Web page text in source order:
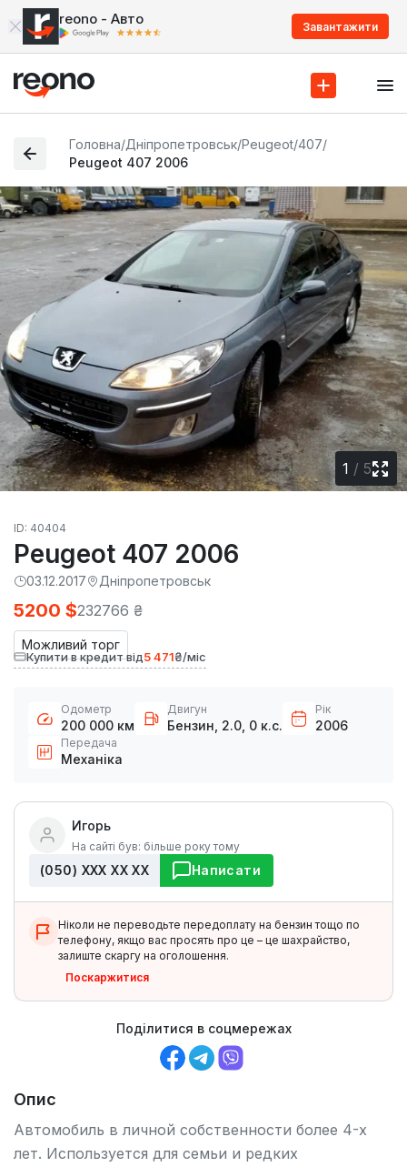
reono - Авто Завантажити
Головна/Дніпропетровськ/Peugeot/407/
Peugeot 407 2006
1 / 5
ID: 40404
Peugeot 407 2006
03.12.2017 Дніпропетровськ
Можливий торг
5200 $232766 ₴
Купити в кредит від5 471₴/міс
Одометр
200 000 км
Двигун
Бензин, 2.0, 0 к.с.
Рік
2006
Передача
Механіка
Игорь
На сайті був: більше року тому
(050) ХХХ ХХ ХХ Написати
Ніколи не переводьте передоплату на бензин тощо по
телефону, якщо вас просять про це – це шахрайство,
залиште скаргу на оголошення.
Поскаржитися
Поділитися в соцмережах
Опис
Автомобиль в личной собственности более 4-х
лет. Используется для семьи и редких